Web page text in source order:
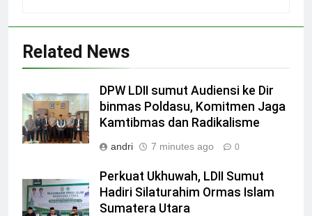
Related News
DPW LDII sumut Audiensi ke Dir
binmas Poldasu, Komitmen Jaga
Kamtibmas dan Radikalisme
andri 7 minutes ago 0
Perkuat Ukhuwah, LDII Sumut
Hadiri Silaturahim Ormas Islam
Sumatera Utara